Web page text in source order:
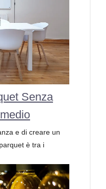
Senza
e di creare un
è tra i